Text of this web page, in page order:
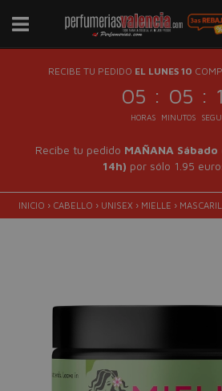
RECIBE TU PEDIDO EL LUNES 10
05 : 05 :
HORAS MINUTOS
Recibe tu pedido MAÑANA
14h) por sólo 1.95
INICIO › CABELLO › UNISEX › MIELLE ›